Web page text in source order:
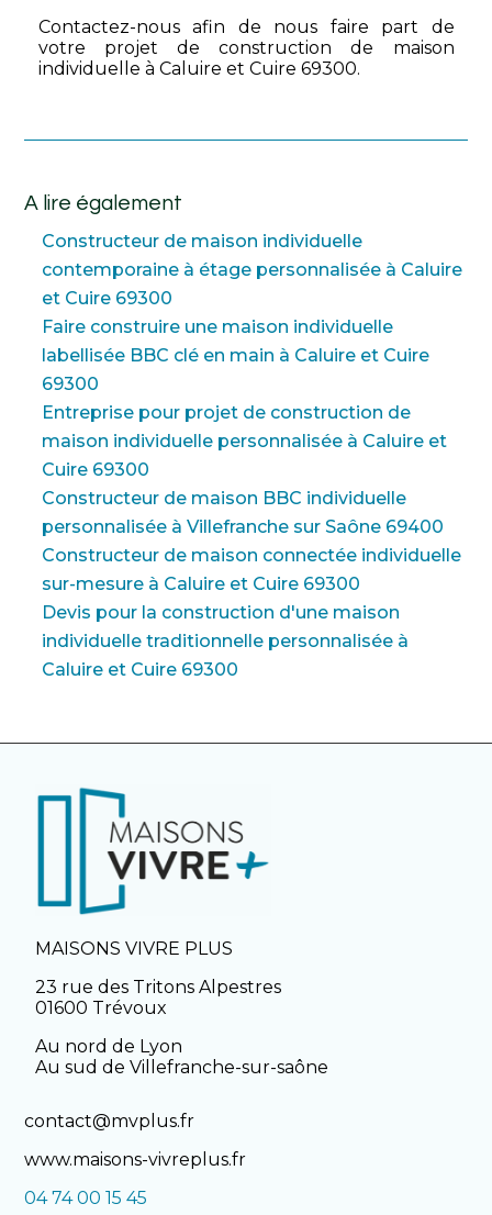
Contactez-nous afin de nous faire part de
votre projet de construction de maison
individuelle à Caluire et Cuire 69300.
A lire également
Constructeur de maison individuelle
contemporaine à étage personnalisée à Caluire
et Cuire 69300
Faire construire une maison individuelle
labellisée BBC clé en main à Caluire et Cuire
69300
Entreprise pour projet de construction de
maison individuelle personnalisée à Caluire et
Cuire 69300
Constructeur de maison BBC individuelle
personnalisée à Villefranche sur Saône 69400
Constructeur de maison connectée individuelle
sur-mesure à Caluire et Cuire 69300
Devis pour la construction d'une maison
individuelle traditionnelle personnalisée à
Caluire et Cuire 69300
MAISONS VIVRE PLUS
23 rue des Tritons Alpestres
01600 Trévoux
Au nord de Lyon
Au sud de Villefranche-sur-saône
contact@mvplus.fr
www.maisons-vivreplus.fr
04 74 00 15 45